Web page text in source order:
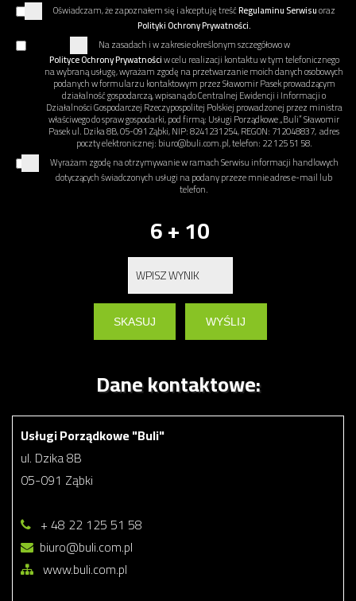
Oświadczam, że zapoznałem się i akceptuję treśćRegulaminu Serwisuoraz
Polityki Ochrony Prywatności.
Na zasadach i w zakresie określonym szczegółowo w
Polityce Ochrony Prywatnościw celu realizacji kontaktu w tym telefonicznego
na wybraną usługę, wyrażam zgodę na przetwarzanie moich danych osobowych
podanych w formularzu kontaktowym przez Sławomir Pasek prowadzącym
działalność gospodarczą, wpisaną do Centralnej Ewidencji i Informacji o
Działalności Gospodarczej Rzeczypospolitej Polskiej prowadzonej przez ministra
właściwego do spraw gospodarki, pod firmą: Usługi Porządkowe „Buli” Sławomir
Pasek ul. Dzika 8B, 05-091 Ząbki, NIP: 8241231254, REGON: 712048837, adres
poczty elektronicznej: biuro@buli.com.pl, telefon: 22 125 51 58.
Wyrażam zgodę na otrzymywanie w ramach Serwisu informacji handlowych
dotyczących świadczonych usługi na podany przeze mnie adres e-mail lub
telefon.
6 + 10
Dane kontaktowe:
Usługi Porządkowe "Buli"
ul. Dzika 8B
05-091 Ząbki
+ 48 22 125 51 58
biuro@buli.com.pl
www.buli.com.pl